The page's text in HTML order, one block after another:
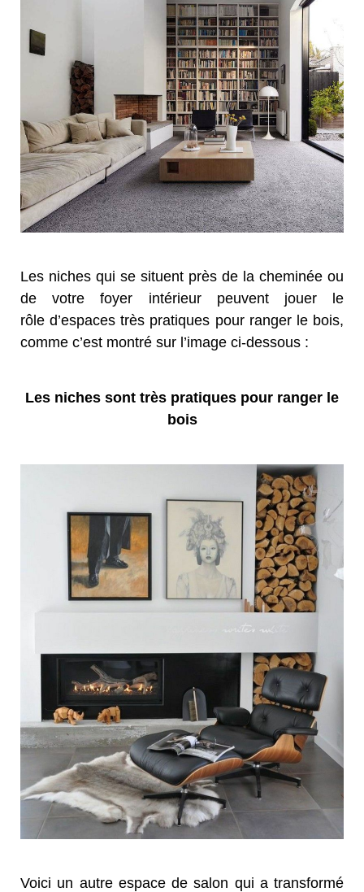
Les niches qui se situent près de la cheminée ou
de votre foyer intérieur peuvent jouer le
rôle d’espaces très pratiques pour ranger le bois,
comme c’est montré sur l’image ci-dessous :
Les niches sont très pratiques pour ranger le
bois
Voici un autre espace de salon qui a transformé